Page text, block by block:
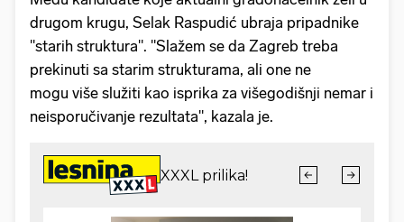
drugom krugu, Selak Raspudić ubraja pripadnike
''starih struktura". "Slažem se da Zagreb treba
prekinuti sa starim strukturama, ali one ne
mogu više služiti kao isprika za višegodišnji nemar i
neisporučivanje rezultata", kazala je.